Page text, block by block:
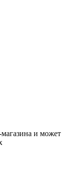
магазина и может